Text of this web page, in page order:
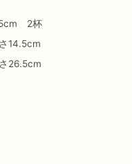
5cm 2杯
14.5cm
26.5cm